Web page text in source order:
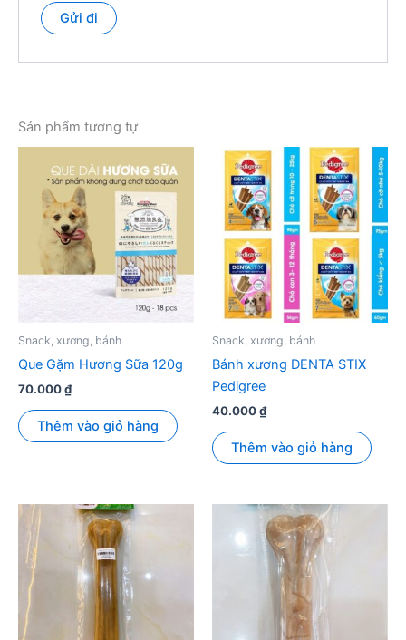
Sản phẩm tương tự
Snack, xương, bánh
Que Gặm Hương Sữa 120g
70.000₫
Thêm vào giỏ hàng
Snack, xương, bánh
Bánh xương DENTA STIX
Pedigree
40.000₫
Thêm vào giỏ hàng